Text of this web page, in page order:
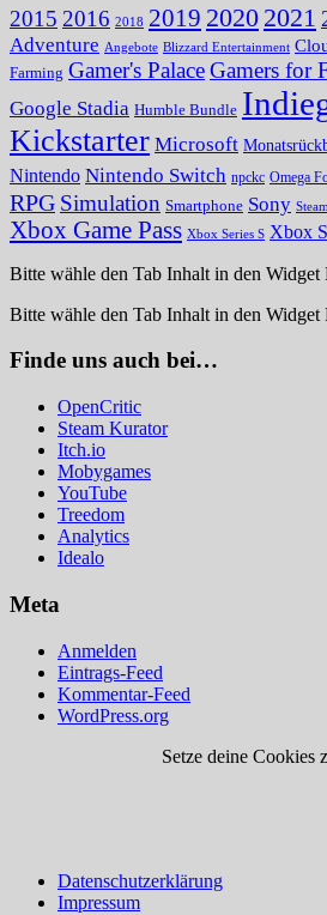
2015 2016 2018 2019 2020 2021
Adventure Angebote Blizzard Entertainment
Farming Gamer's PalaceGamers for
Google Stadia Humble Bundle
Kickstarter Microsoft
Nintendo Nintendo Switch npckc Omega
RPG Simulation Smartphone Sony Steam
Xbox Game Pass Xbox Series S Xbox
Bitte wähle den Tab Inhalt in den Widget
Bitte wähle den Tab Inhalt in den Widget
Finde uns auch bei…
OpenCritic
Steam Kurator
Itch.io
Mobygames
YouTube
Treedom
Analytics
Idealo
Meta
Anmelden
Eintrags-Feed
Kommentar-Feed
WordPress.org
Setze deine Cookies
Datenschutzerklärung
Impressum